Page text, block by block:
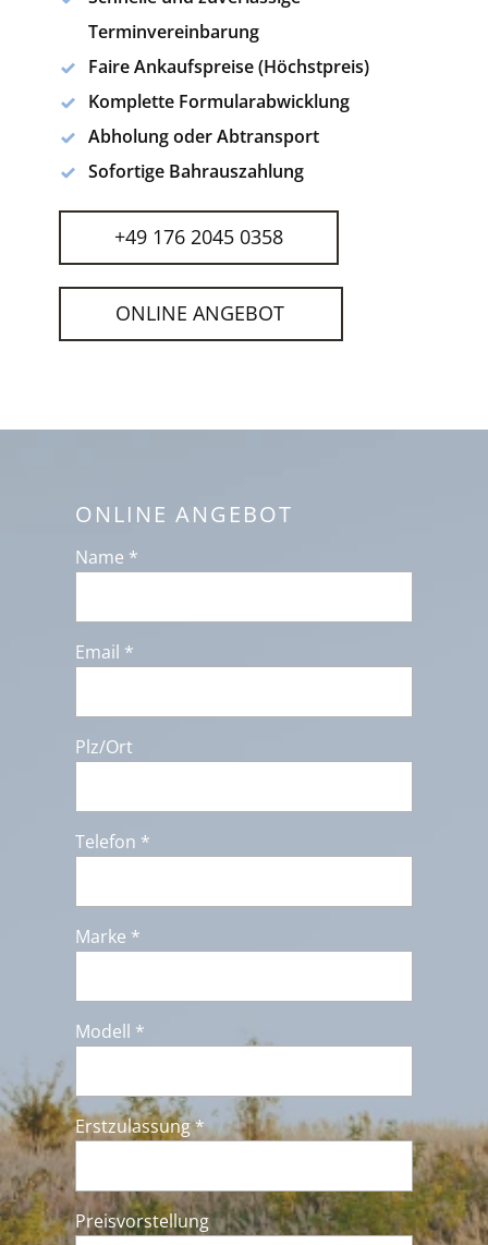
Terminvereinbarung
Faire Ankaufspreise (Höchstpreis)
Komplette Formularabwicklung
Abholung oder Abtransport
Sofortige Bahrauszahlung
+49 176 2045 0358
ONLINE ANGEBOT
ONLINE ANGEBOT
Name *
Email *
Plz/Ort
Telefon *
Marke *
Modell *
Erstzulassung *
Preisvorstellung